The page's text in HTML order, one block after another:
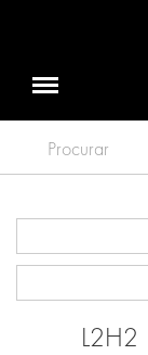
Procurar